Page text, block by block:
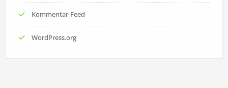
Kommentar-Feed
WordPress.org